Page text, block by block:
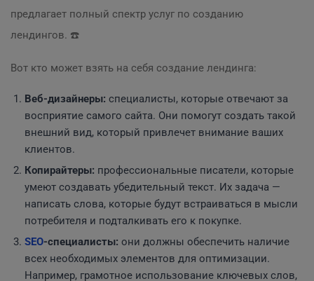
предлагает полный спектр услуг по созданию
лендингов. ☎️
Вот кто может взять на себя создание лендинга:
Веб-дизайнеры: специалисты, которые отвечают за
восприятие самого сайта. Они помогут создать такой
внешний вид, который привлечет внимание ваших
клиентов.
Копирайтеры: профессиональные писатели, которые
умеют создавать убедительный текст. Их задача —
написать слова, которые будут встраиваться в мысли
потребителя и подталкивать его к покупке.
SEO-специалисты: они должны обеспечить наличие
всех необходимых элементов для оптимизации.
Например, грамотное использование ключевых слов,